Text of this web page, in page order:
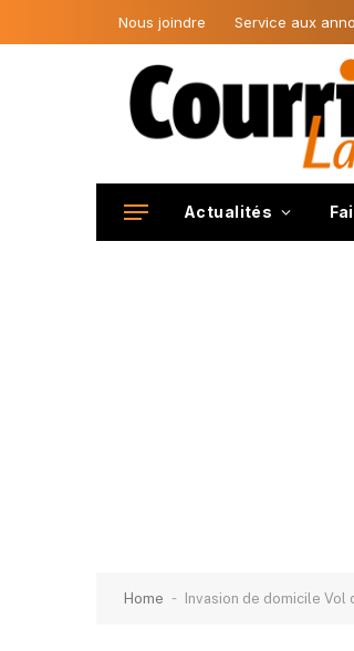
Nous joindre Service aux
Actualités
Home - Invasion de domicile